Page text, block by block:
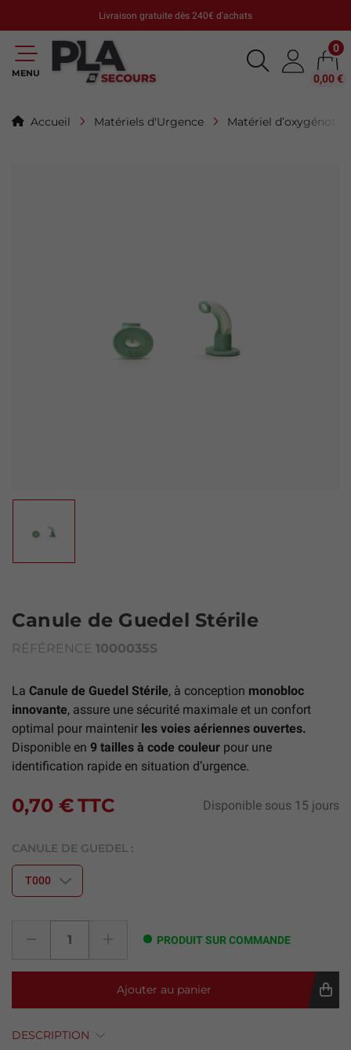
Livraison gratuite dès 240€ d'achats
MENU
0
0,00 €
Accueil Matériels d'Urgence Matériel
Canule de Guedel Stérile
RÉFÉRENCE 1000035S
La Canule de Guedel Stérile, à conception monobloc
innovante, assure une sécurité maximale et un confort
optimal pour maintenir les voies aériennes ouvertes.
Disponible en 9 tailles à code couleur pour une
identification rapide en situation d’urgence.
0,70 €TTC Disponible sous 15 jours
CANULE DE GUEDEL :
PRODUIT SUR COMMANDE
Ajouter au panier
DESCRIPTION